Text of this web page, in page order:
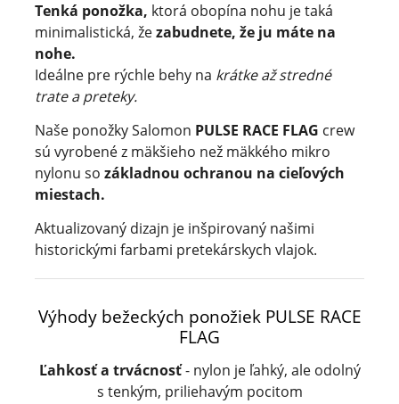
Tenká ponožka, ktorá obopína nohu je taká
minimalistická, žezabudnete, že ju máte na
nohe.
Ideálne pre rýchle behy na krátke až stredné
trate a preteky.
Naše ponožky Salomon PULSE RACE FLAG crew
sú vyrobené z mäkšieho než mäkkého mikro
nylonu sozákladnou ochranou na cieľových
miestach.
Aktualizovaný dizajn je inšpirovaný našimi
historickými farbami pretekárskych vlajok.
Výhody bežeckých ponožiek PULSE RACE
FLAG
Ľahkosť a trvácnosť- nylon je ľahký, ale odolný
s tenkým, priliehavým pocitom